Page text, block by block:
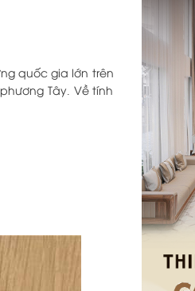
quốc gia lớn trên
Tây. Về tính